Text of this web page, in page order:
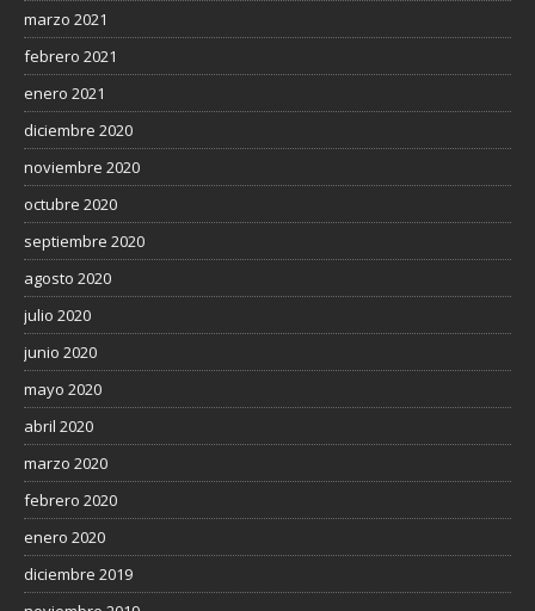
marzo 2021
febrero 2021
enero 2021
diciembre 2020
noviembre 2020
octubre 2020
septiembre 2020
agosto 2020
julio 2020
junio 2020
mayo 2020
abril 2020
marzo 2020
febrero 2020
enero 2020
diciembre 2019